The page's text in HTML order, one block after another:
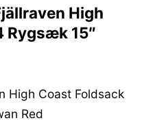
High
Rygsæk 15″
High Coast Foldsack
Red